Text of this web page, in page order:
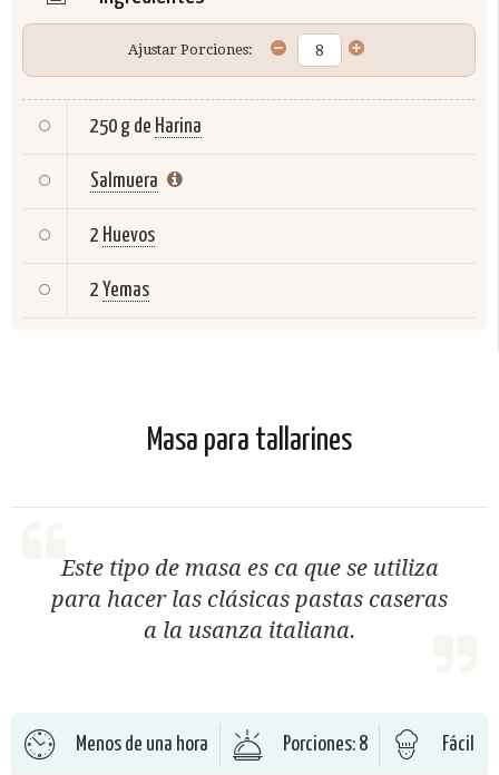
Ajustar Porciones:
250 g de Harina
Salmuera
2 Huevos
2 Yemas
Masa para tallarines
Este tipo de masa es ca que se utiliza
para hacer las clásicas pastas caseras
a la usanza italiana.
Menos de una hora Porciones: 8 Fácil